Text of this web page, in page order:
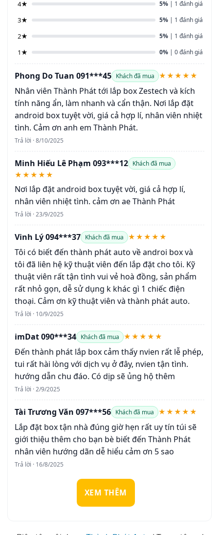
4★ 5% | 1 đánh giá
3★ 5% | 1 đánh giá
2★ 5% | 1 đánh giá
1★ 0% | 0 đánh giá
Phong Do Tuan 091***45 Khách đã mua ★★★★★
Nhân viên Thành Phát tới lắp box Zestech và kích
tính năng ẩn, làm nhanh và cẩn thận. Nơi lắp đặt
android box tuyệt vời, giá cả hợp lí, nhân viên nhiệt
tình. Cảm ơn anh em Thành Phát.
Trả lời · 8/10/2025
Minh Hiếu Lê Phạm 093***12 Khách đã mua
★★★★★
Nơi lắp đặt android box tuyệt vời, giá cả hợp lí,
nhân viên nhiệt tình. cảm ơn ae Thành Phát
Trả lời · 23/9/2025
Vinh Lý 094***37 Khách đã mua ★★★★★
Tôi có biết đến thành phát auto về androi box và
tôi đã liên hệ kỹ thuật viên đến lắp đặt cho tôi. Kỹ
thuật viên rất tận tình vui vẻ hoà đồng, sản phẩm
rất nhỏ gọn, dễ sử dụng k khác gì 1 chiếc điện
thoại. Cảm ơn kỹ thuật viên và thành phát auto.
Trả lời · 10/9/2025
imDat 090***34 Khách đã mua ★★★★★
Đến thành phát lắp box cảm thấy nvien rất lễ phép,
tui rất hài lòng với dịch vụ ở đây, nvien tận tình.
hướng dẫn chu đáo. Có dịp sẽ ủng hộ thêm
Trả lời · 2/9/2025
Tài Trương Văn 097***56 Khách đã mua ★★★★★
Lắp đặt box tận nhà đúng giờ hẹn rất uy tín túi sẽ
giới thiệu thêm cho bạn bè biết đến Thành Phát
nhân viên hướng dãn dễ hiểu cảm ơn 5 sao
Trả lời · 16/8/2025
XEM THÊM